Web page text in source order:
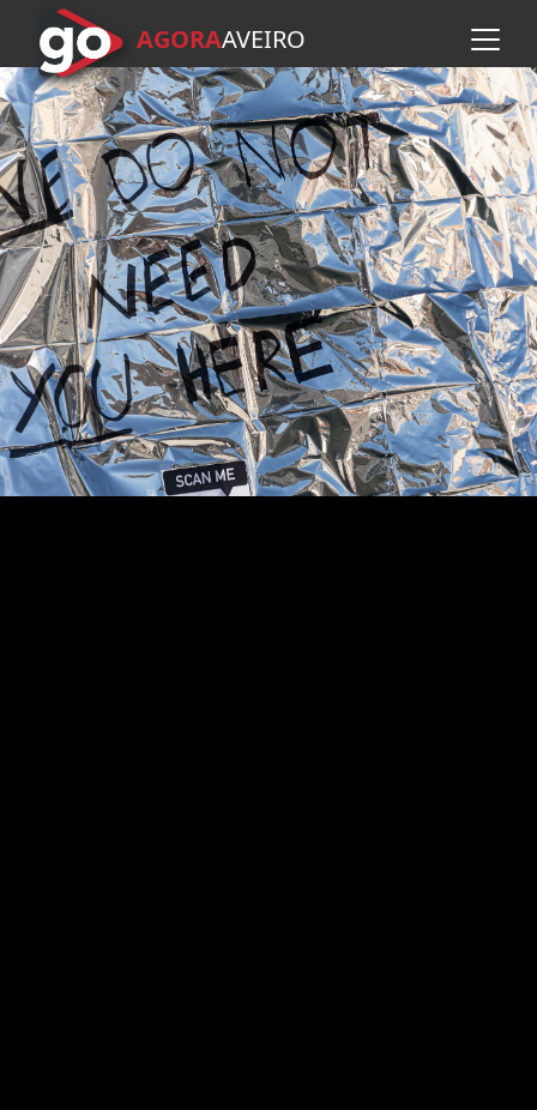
Avançar para o conteúdo
AGORAAVEIRO